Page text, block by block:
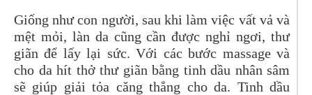
Giống như con người, sau khi làm việc vất vả và
mệt mỏi, làn da cũng cần được nghỉ ngơi, thư
giãn để lấy lại sức. Với các bước massage và
cho da hít thở thư giãn bằng tinh dầu nhân sâm
sẽ giúp giải tỏa căng thẳng cho da. Tinh dầu